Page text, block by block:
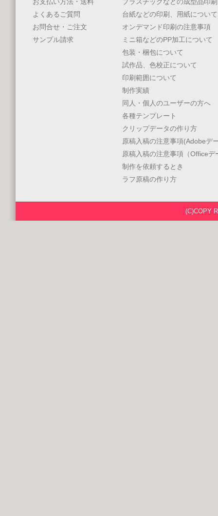
お支払い方法・送料
よくあるご質問
お問合せ・ご注文
サンプル請求
プラスチックなどの成型品印
台紙などの印刷、用紙について
オンデマンド印刷の注意事項
ミニ箱などのPP加工について
包装・梱包について
試作品、色校正について
印刷範囲について
制作実績
同人・個人のユーザーの方へ
各種テンプレート
クリップデータの作り方
原稿入稿の注意事項(Adobeデ
原稿入稿の注意事項（Officeデ
制作を依頼するとき
ラフ原稿の作り方
(C)COPY